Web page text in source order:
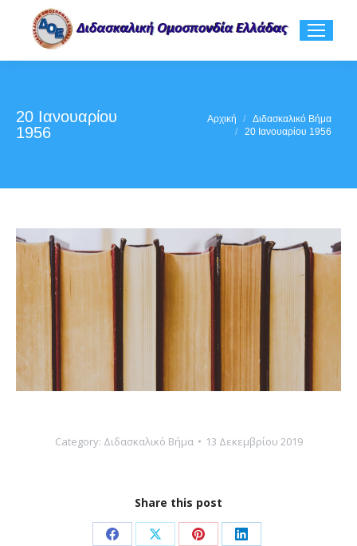
20 Ιανουαρίου
1956
Αρχική
Διδασκαλικό Βήμα
20 Ιανουαρίου 1956
Category: Διδασκαλικό Βήμα 13 Δεκεμβρίου 2019
Share this post